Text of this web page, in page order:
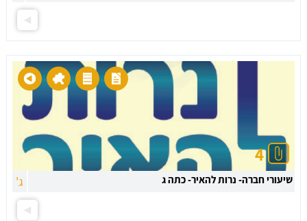
4
שיעורי חברה- נרות להאיר- כתה ג ג'